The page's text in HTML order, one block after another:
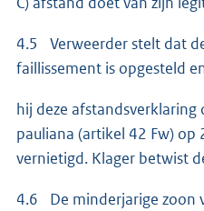
4.5 Verweerder stelt dat
faillissement is opgesteld
hij deze afstandsverklaring
pauliana (artikel 42 Fw)
vernietigd. Klager betwist
4.6 De minderjarige zoon